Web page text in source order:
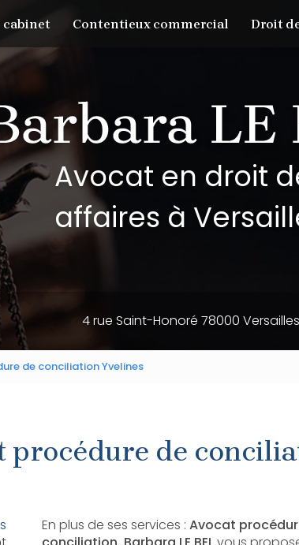
cabinet Contentieux commercial Droit
Avocat en droit
affaires à
4 rue Saint-Honoré 78000 Versailles
de conciliation Yvelines
procédure de
En plus de ses services : Avocat